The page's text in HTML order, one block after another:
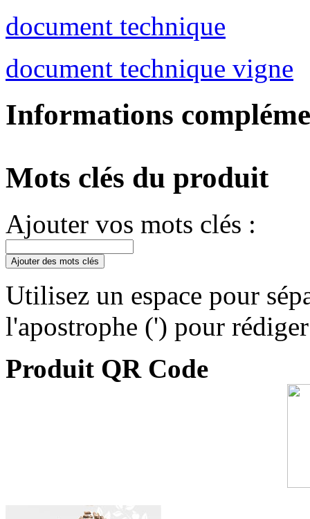
document technique
document technique vigne
Informations
Mots clés du produit
Ajouter vos mots clés :
Ajouter des mots clés
Utilisez un espace pour
l'apostrophe (') pour
Produit QR Code